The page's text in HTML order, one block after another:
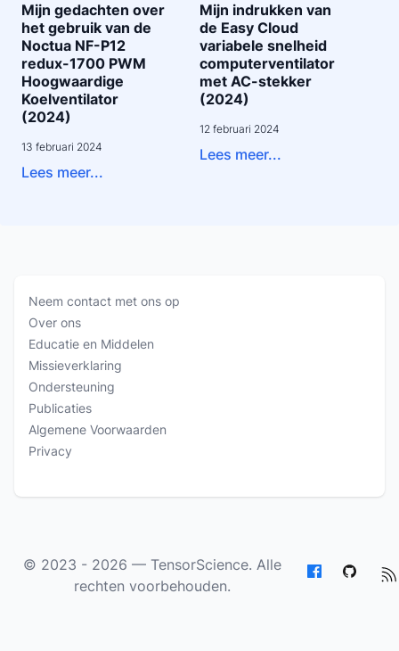
Mijn gedachten over
het gebruik van de
Noctua NF-P12
redux-1700 PWM
Hoogwaardige
Koelventilator
(2024)
13 februari 2024
Lees meer...
Mijn indrukken van
de Easy Cloud
variabele snelheid
computerventilator
met AC-stekker
(2024)
12 februari 2024
Lees meer...
Neem contact met ons op
Over ons
Educatie en Middelen
Missieverklaring
Ondersteuning
Publicaties
Algemene Voorwaarden
Privacy
© 2023 - 2026 — TensorScience. Alle
rechten voorbehouden.